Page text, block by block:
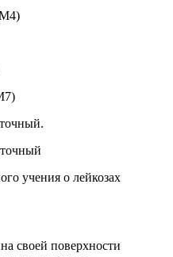
учения о лейкозах
своей поверхности